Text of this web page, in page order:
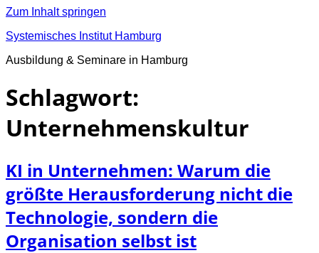
Zum Inhalt springen
Systemisches Institut Hamburg
Ausbildung & Seminare in Hamburg
Schlagwort:
Unternehmenskultur
KI in Unternehmen: Warum die
größte Herausforderung nicht die
Technologie, sondern die
Organisation selbst ist